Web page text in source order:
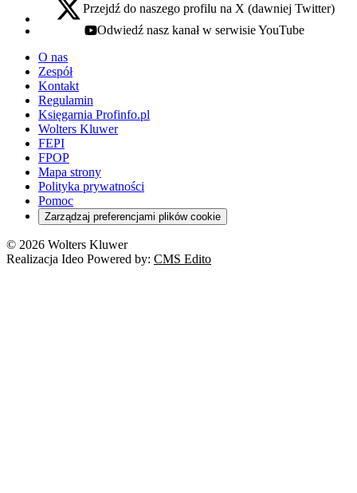
x - otwiera się w nowej karcie
Przejdź do naszego profilu na X (dawniej Twitter)
youtube - otwiera się w nowej karcie
Odwiedź nasz kanał w serwisie YouTube
O nas
Zespół
Kontakt
Regulamin
Księgarnia Profinfo.pl
Wolters Kluwer
FEPI
FPOP
Mapa strony
Polityka prywatności
Pomoc
Zarządzaj preferencjami plików cookie
© 2026 Wolters Kluwer
Realizacja Ideo Powered by: CMS Edito